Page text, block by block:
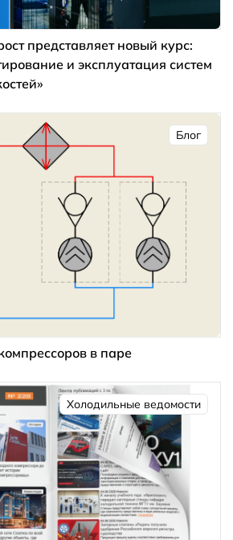
представляет новый курс:
и эксплуатация систем
Блог
в паре
Холодильные ведомости